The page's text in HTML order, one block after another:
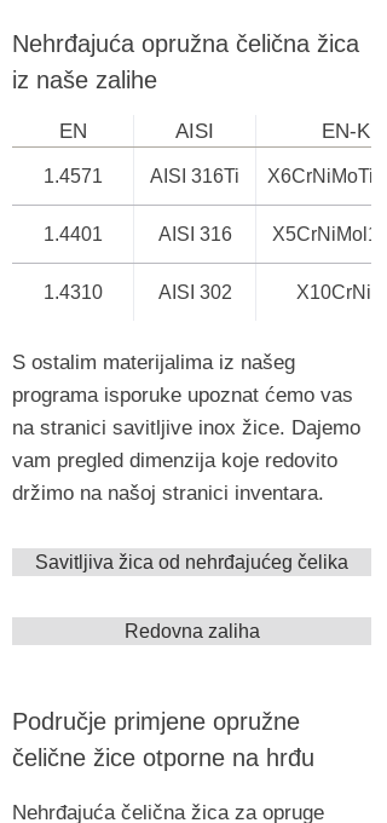
Nehrđajuća opružna čelična žica
iz naše zalihe
EN AISI EN-KN
1.4571 AISI 316Ti
1.4401 AISI 316
1.4310 AISI 302
S ostalim materijalima iz našeg
programa isporuke upoznat ćemo vas
na stranici savitljive inox žice. Dajemo
vam pregled dimenzija koje redovito
držimo na našoj stranici inventara.
Savitljiva žica od nehrđajućeg čelika
Redovna zaliha
Područje primjene opružne
čelične žice otporne na hrđu
Nehrđajuća čelična žica za opruge